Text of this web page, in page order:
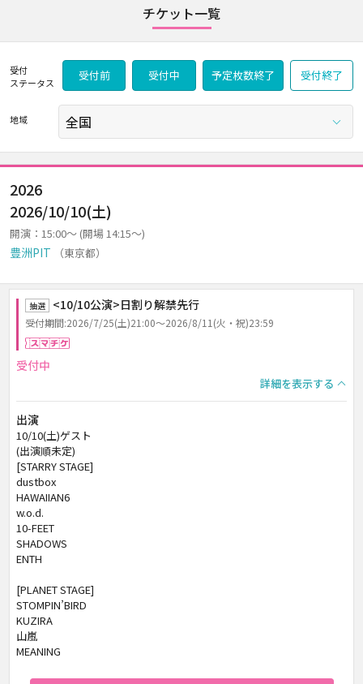
チケット一覧
受付
ステータス
受付前 受付中 予定枚数終了 受付終了
地域
2026
2026/10/10(土)
開演：15:00～ (開場 14:15～)
豊洲PIT （東京都）
抽選 <10/10公演>日割り解禁先行
受付期間:2026/7/25(土)21:00～2026/8/11(火・祝)23:59
受付中
詳細を表示する
出演
10/10(土)ゲスト
(出演順未定)
[STARRY STAGE]
dustbox
HAWAIIAN6
w.o.d.
10-FEET
SHADOWS
ENTH
[PLANET STAGE]
STOMPIN’BIRD
KUZIRA
山嵐
MEANING